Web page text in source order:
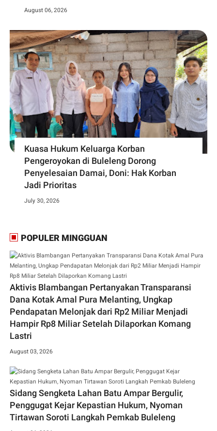
August 06, 2026
Kuasa Hukum Keluarga Korban
Pengeroyokan di Buleleng Dorong
Penyelesaian Damai, Doni: Hak Korban
Jadi Prioritas
July 30, 2026
POPULER MINGGUAN
Aktivis Blambangan Pertanyakan Transparansi
Dana Kotak Amal Pura Melanting, Ungkap
Pendapatan Melonjak dari Rp2 Miliar Menjadi
Hampir Rp8 Miliar Setelah Dilaporkan Komang
Lastri
August 03, 2026
Sidang Sengketa Lahan Batu Ampar Bergulir,
Penggugat Kejar Kepastian Hukum, Nyoman
Tirtawan Soroti Langkah Pemkab Buleleng